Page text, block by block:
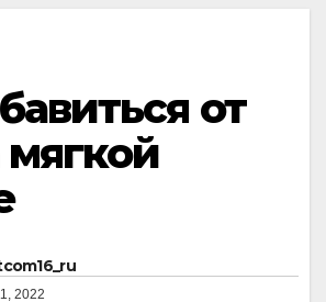
от
2022